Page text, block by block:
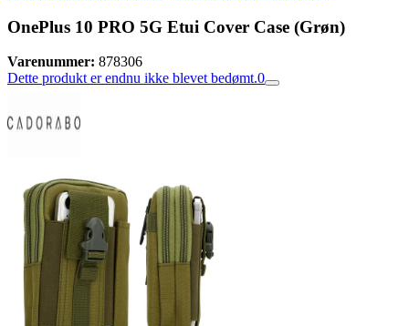
OnePlus 10 PRO 5G Etui Cover Case (Grøn)
Varenummer: 878306
Dette produkt er endnu ikke blevet bedømt.0